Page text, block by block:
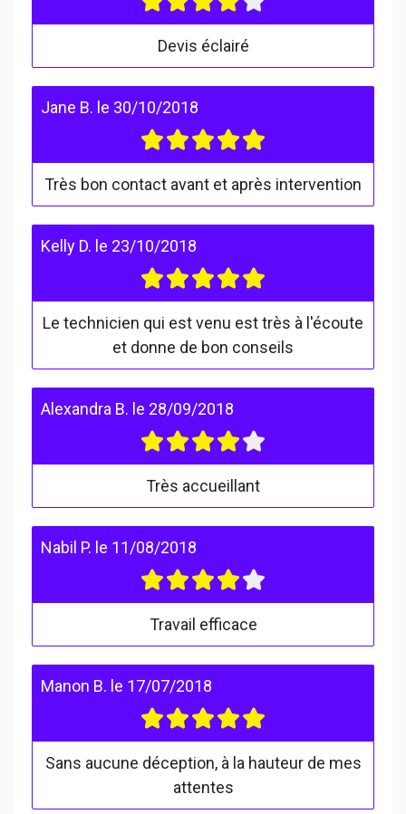
Devis éclairé
Jane B. le 30/10/2018
Très bon contact avant et après intervention
Kelly D. le 23/10/2018
Le technicien qui est venu est très à l'écoute
et donne de bon conseils
Alexandra B. le 28/09/2018
Très accueillant
Nabil P. le 11/08/2018
Travail efficace
Manon B. le 17/07/2018
Sans aucune déception, à la hauteur de mes
attentes